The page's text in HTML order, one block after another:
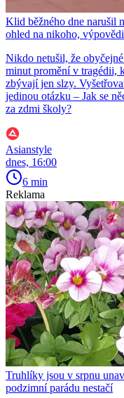
Klid běžného dne narušil
ohled na nikoho,
Nikdo netušil, že
minut promění v tragédii,
zbývají jen slzy.
jedinou otázku – Jak se
za zdmi školy?
Asianstyle
dnes, 16:00
6 min
Reklama
Truhlíky jsou v srpnu
podzimní parádu nestačí